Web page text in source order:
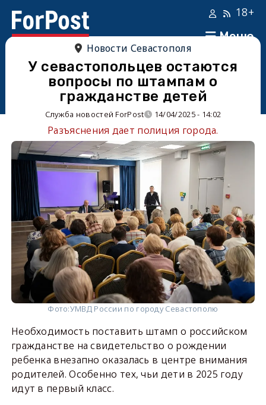
Меню
18+
Новости Севастополя
У севастопольцев остаются
вопросы по штампам о
гражданстве детей
Служба новостей ForPost 14/04/2025 - 14:02
Разъяснения дает полиция города.
Фото:УМВД России по городу Севастополю
Необходимость поставить штамп о российском
гражданстве на свидетельство о рождении
ребенка внезапно оказалась в центре внимания
родителей. Особенно тех, чьи дети в 2025 году
идут в первый класс.